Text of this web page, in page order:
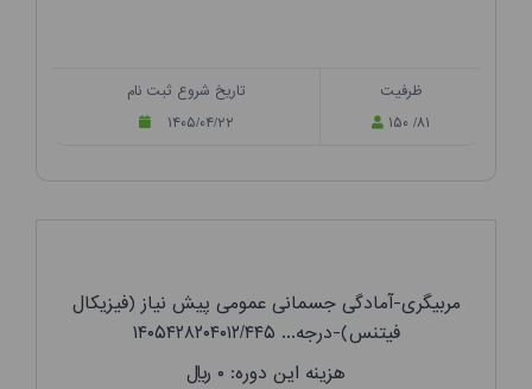
تاریخ شروع ثبت نام
۱۴۰۵/۰۴/۲۲
ظرفیت
۱۵۰ /۸۱
مربیگری-آمادگی جسمانی عمومی پیش نیاز (فیزیکال
فیتنس)-درجه... ۱۴۰۵۴۲۸۲۰۴۰۱۲/۴۴۵
هزینه این دوره: ۰
ریال